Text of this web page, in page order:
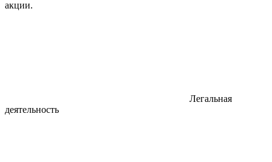
акции.
Легальная
деятельность